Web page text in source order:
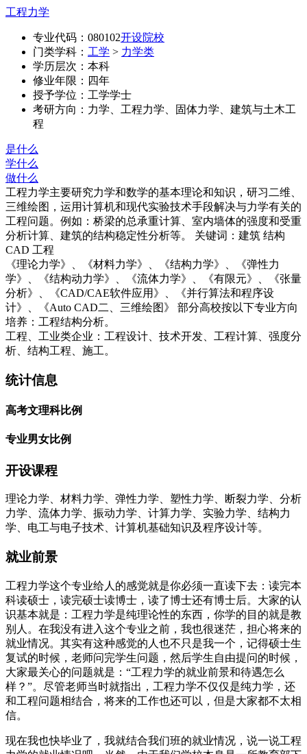
工程力学
专业代码：080102开设院校
门类学科： 工学 > 力学类
学历层次：本科
修业年限：四年
授予学位：工学学士
考研方向：力学、工程力学、固体力学、建筑与土木工
程
是什么
学什么
做什么
工程力学主要研究力学和数学的基本理论和知识，研习二维、
三维绘图，运用计算机和现代实验技术手段解决与力学有关的
工程问题。例如：桥梁的总承重计算、室内墙体的强度和受重
分析计算、建筑的结构稳定性分析等。 关键词：建筑 结构
CAD 工程
《理论力学》、《材料力学》、《结构力学》、《弹性力
学》、《结构动力学》、《流体力学》、《有限元》、《张量
分析》、《CAD/CAE软件应用》、《并行算法和程序设
计》、《Auto CAD二、三维绘图》 部分高校按以下专业方向
培养：工程结构分析。
工程、工业类企业：工程设计、技术开发、工程计算、强度分
析、结构工程、施工。
统计信息
高考文理科比例
专业男女比例
开设课程
理论力学、材料力学、弹性力学、塑性力学、断裂力学、分析
力学、流体力学、振动力学、计算力学、实验力学、结构力
学、电工与电子技术、计算机基础知识及程序设计等。
就业前景
工程力学这个专业给人的感觉就是你必须一直读下去：读完本
科读硕士，读完硕士读博士，读了博士还有博士后。大家的认
识基本就是：工程力学是纯理论性的东西，你学的目的就是教
别人。在我没有进入这个专业之前，我也很迷茫，担心将来的
就业情况。其实有这种感觉的人也不只是我一个，记得硕士生
复试的时候，老师问完学生问题，然后学生自由提问的时候，
大家最关心的问题就是：“工程力学的就业前景和待遇怎么
样？”。尽管老师当时就指出，工程力学不仅仅是纯力学，还
和工程问题相结合，将来的工作也还可以，但是大家都不太相
信。
现在我也快毕业了，我就结合我们班的就业情况，说一说工程